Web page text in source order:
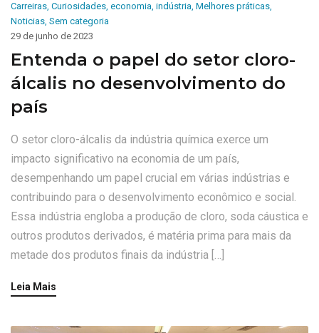
Carreiras, Curiosidades, economia, indústria, Melhores práticas,
Noticias, Sem categoria
29 de junho de 2023
Entenda o papel do setor cloro-
álcalis no desenvolvimento do
país
O setor cloro-álcalis da indústria química exerce um
impacto significativo na economia de um país,
desempenhando um papel crucial em várias indústrias e
contribuindo para o desenvolvimento econômico e social.
Essa indústria engloba a produção de cloro, soda cáustica e
outros produtos derivados, é matéria prima para mais da
metade dos produtos finais da indústria […]
Leia Mais